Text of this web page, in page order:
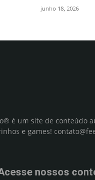
junho 18, 2026
é um site de conteúdo
e games!
nossos